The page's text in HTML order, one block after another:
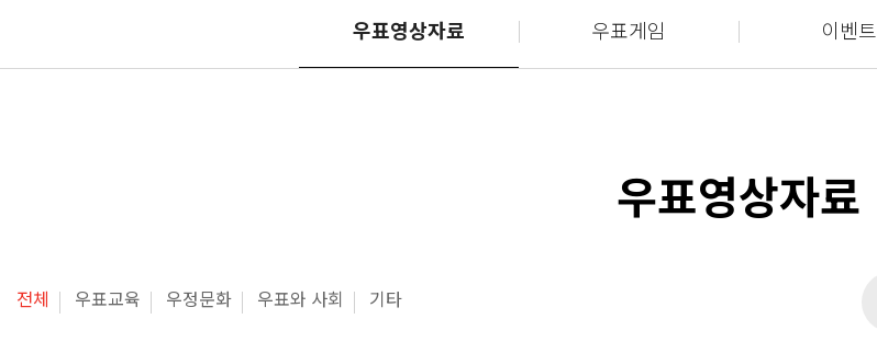
우표영상자료 우표게임 이벤트
우표영상자료
전체 우표교육 우정문화 우표와 사회 기타